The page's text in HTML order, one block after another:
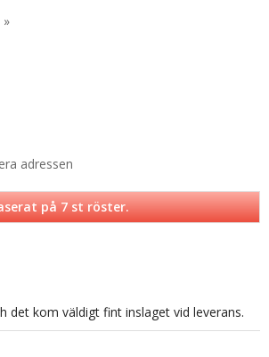
»
adressen
på7st röster.
det kom väldigt fint inslaget vid leverans.